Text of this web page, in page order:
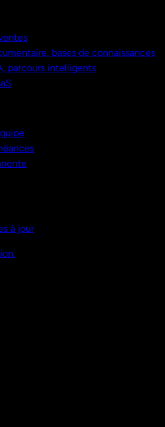
bases de connaissances
parcours intelligents
à jour